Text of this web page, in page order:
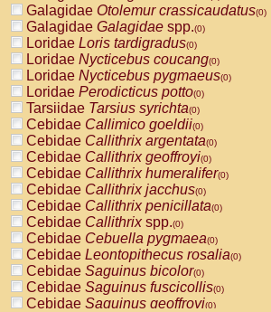
Galagidae Otolemur crassicaudatus(0)
Galagidae Galagidae spp.(0)
Loridae Loris tardigradus(0)
Loridae Nycticebus coucang(0)
Loridae Nycticebus pygmaeus(0)
Loridae Perodicticus potto(0)
Tarsiidae Tarsius syrichta(0)
Cebidae Callimico goeldii(0)
Cebidae Callithrix argentata(0)
Cebidae Callithrix geoffroyi(0)
Cebidae Callithrix humeralifer(0)
Cebidae Callithrix jacchus(0)
Cebidae Callithrix penicillata(0)
Cebidae Callithrixspp.(0)
Cebidae Cebuella pygmaea(0)
Cebidae Leontopithecus rosalia(0)
Cebidae Saguinus bicolor(0)
Cebidae Saguinus fuscicollis(0)
Cebidae Saguinus geoffroyi(0)